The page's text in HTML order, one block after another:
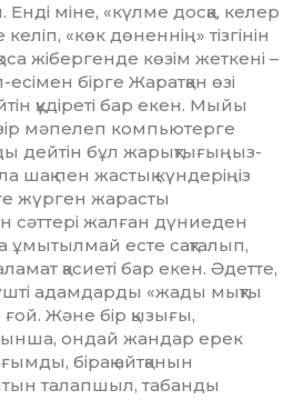
мі­не, «күлме досқа, келер
«көк дөненнің» тізгінін
жібергенде көзім жеткені –
бірге Жа­рат­қан өзі
құдіреті бар екен. Мыйы
мәпелеп компьютерге
дейтін бұл жарықтығыңыз­
шақ пен жастық күндеріңіз
жүрген жарасты
сәттері жалған дүниеден
ұмытылмай есте сақталып,
қасиеті бар екен. Әдетте,
күшті адамдарды «жады мықты
Және бір қызығы,
ондай жандар ерек
бірақ айтқанын
талапшыл, табанды